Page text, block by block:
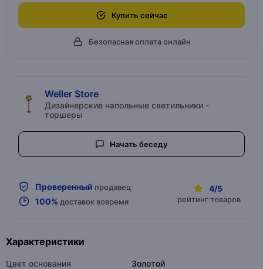
Купить сейчас
Безопасная оплата онлайн
Weller Store
Дизайнерские напольные светильники -
торшеры
Начать беседу
Проверенный продавец
100% доставок вовремя
4/5
рейтинг товаров
Характеристики
Цвет основания Золотой